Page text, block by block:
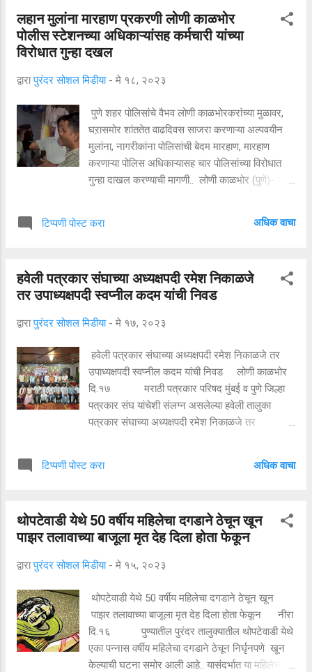
कर्नाटक विधानसभेत निवडून आले. १९९४ मध्ये जनता
दल सरकारमध्ये कर्नाटकचे उपमुख्यमंत्री झाले. एच. डी.
देवेगौडा यांच्यासोबत वाद झाल्यानंतर जनता दल सेक्युअरची
सिद्धरमय्या २०१३ ते २०१८ पर्यंत राज्याचे मुख्यमंत्री होते.
आतापर्यंत त्यांनी १२ निवडणुका लढल्या. त्यापैकी नऊ
निवडणुकांमध्ये जिंकले. सात किलो अन्न देणारी भाग्य
योजना, शाळेत जाणाऱ्या मुलांना १५० ग्राम दूध आणि इंदिरा
कँटीन या त्यांच्या मुख्यमंत्रीपद...
लहान मुलांना मारहाण प्रकरणी लोणी काळभोर
पोलीस स्टेशनच्या अधिकाऱ्यांसह कर्मचारी यांच्या
विरोधात गुन्हा दखल
द्वारापुरंदर सोशल मिडीया - मे १८, २०२३
पुणे शहर पोलिसांचे वैभव लोणी काळभोरकरांच्या मुळावर,
घऱासमोर शांततेत वाढदिवस साजरा करणाऱ्या अल्पवयीन
मुलांना, नागरीकांना पोलिसांची बेदम मारहाण, मारहाण
करणाऱ्या पोलिस अधिकाऱ्यासह चार पोलिसांच्या विरोधात
गुन्हा दाखल करण्याची मागणी.. लोणी काळभोर (पुणे)- लोणी
नागरीकांना लोणी काळभोर पोलिसांनी बेदम मारहाण केल्याची
मुलांना मारहाण करण्याबरोबरच, महिलांनाही शिवीगाळ
केल्याची व्हिडीओ क्लिप मोठ्या प्रमाणात व्हायरल झाल्याने
पसरला आहे. पोलिस उपनिरीक्षक वैभव मोरे हे त्या मारहाण
करणाऱ्या पोलिस अधिकाऱ्यांचे नाव असुन, वैभव मोरे यांच्या
समवेत असलेल्या पोलिसांनी अल्पवयीन मुलांना मारहाण
करण्याबरोबरच, महिलांनाही शिवीगाळ केल्याचा आरोप भोसले
चाळीतील नागरिकांनी केला आहे. या मारहानीच्या व्हिडीओ
क्लिप मोठ्या प्रमाणात व्हायरल झाल्या असून, पोलिस
उपनि...
टिप्पणी पोस्ट करा अधिक वाचा
हवेली पत्रकार संघाच्या अध्यक्षपदी रमेश निकाळजे
तर उपाध्यक्षपदी स्वप्नील कदम यांची निवड
द्वारापुरंदर सोशल मिडीया - मे १७, २०२३
हवेली पत्रकार संघाच्या अध्यक्षपदी रमेश निकाळजे तर
उपाध्यक्षपदी स्वप्नील कदम यांची निवड लोणी काळभोर
दि.१७ मराठी पत्रकार परिषद मुंबई व पुणे जिल्हा
पत्रकार संघ यांचेशी संलग्न असलेल्या हवेली तालुका
पत्रकार संघाच्या अध्यक्षपदी रमेश निकाळजे तर
यांच्या अध्यक्षतेखाली झालेल्या बैठकीत या नव्या
पार पडली. यावेळी रमेश निकाळजे यांची अध्यक्षपदी, तर
स्वप्नील कदम यांची उपाध्यक्षपदी बिनविरोध निवड करण्यात
आल्या.कार्याध्यक्षपदी विकास काळभोर, कोषाध्यक्षपदी अक्षय
दोमाले, पत्रकार हल्ला कृती समितीपदी दिगंबर जोगदंड
यांची निवड करण्यात आली. तसेच कार्यकारिणी सदस्य
म्हणून सुनीत जैनजागडे, रुपालीताई काळभोर,मंगल
बोरावके,मिलन दाभाडे,सुवर्णा हिरवे यांची निवड करण्यात
आल्याचे पुणे जिल्हा संघाचे ...
टिप्पणी पोस्ट करा अधिक वाचा
थोपटेवाडी येथे 50 वर्षीय महिलेचा दगडाने ठेचून खून
पाझर तलावाच्या बाजूला मृत देह दिला होता फेकून
द्वारापुरंदर सोशल मिडीया - मे १५, २०२३
थोपटेवाडी येथे 50 वर्षीय महिलेचा दगडाने ठेचून खून
पाझर तलावाच्या बाजूला मृत देह दिला होता फेकून नीरा
दि.१६ पुण्यातील पुरंदर तालुक्यातील थोपटेवाडी येथे
एका पन्नास वर्षीय महिलेचा दगडाने ठेचून निर्घृनपणे खून
केल्याची घटना समोर आली आहे.. यासंदर्भात या महिलेच्या